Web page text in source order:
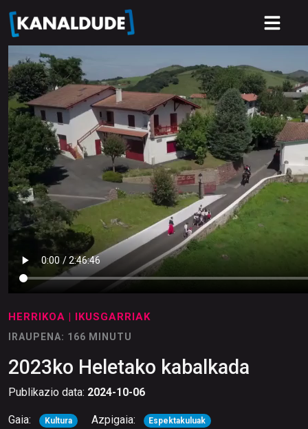
HERRIKOA | IKUSGARRIAK
IRAUPENA: 166 MINUTU
2023ko Heletako kabalkada
Publikazio data: 2024-10-06
Gaia: Kultura Azpigaia: Espektakuluak